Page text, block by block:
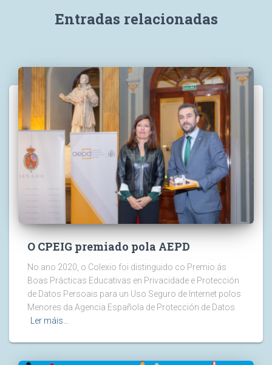
Entradas relacionadas
O CPEIG premiado pola AEPD
No ano 2020, o Colexio foi distinguido co Premio ás
Boas Prácticas Educativas en Privacidade e Protección
de Datos Persoais para un Uso Seguro de Internet polos
Menores da Agencia Española de Protección de Datos
Ler máis…